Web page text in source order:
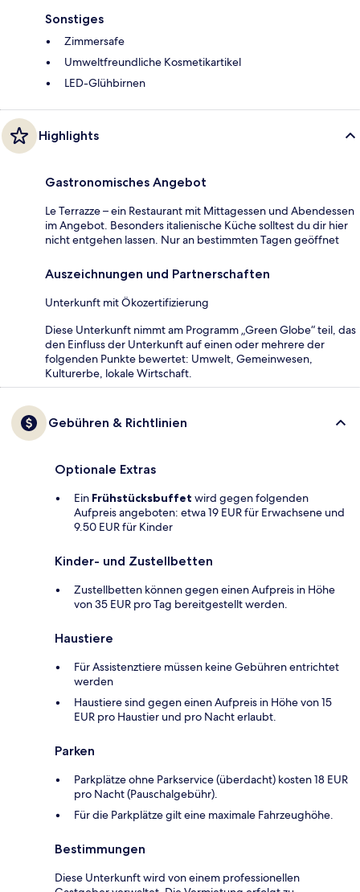
Sonstiges
Zimmersafe
Umweltfreundliche Kosmetikartikel
LED-Glühbirnen
Highlights
Gastronomisches Angebot
Le Terrazze – ein Restaurant mit Mittagessen und Abendessen
im Angebot. Besonders italienische Küche solltest du dir hier
nicht entgehen lassen. Nur an bestimmten Tagen geöffnet
Auszeichnungen und Partnerschaften
Unterkunft mit Ökozertifizierung
Diese Unterkunft nimmt am Programm „Green Globe“ teil, das
den Einfluss der Unterkunft auf einen oder mehrere der
folgenden Punkte bewertet: Umwelt, Gemeinwesen,
Kulturerbe, lokale Wirtschaft.
Gebühren & Richtlinien
Optionale Extras
Ein Frühstücksbuffet wird gegen folgenden
Aufpreis angeboten: etwa 19 EUR für Erwachsene und
9.50 EUR für Kinder
Kinder- und Zustellbetten
Zustellbetten können gegen einen Aufpreis in Höhe
von 35 EUR pro Tag bereitgestellt werden.
Haustiere
Für Assistenztiere müssen keine Gebühren entrichtet
werden
Haustiere sind gegen einen Aufpreis in Höhe von 15
EUR pro Haustier und pro Nacht erlaubt.
Parken
Parkplätze ohne Parkservice (überdacht) kosten 18 EUR
pro Nacht (Pauschalgebühr).
Für die Parkplätze gilt eine maximale Fahrzeughöhe.
Bestimmungen
Diese Unterkunft wird von einem professionellen